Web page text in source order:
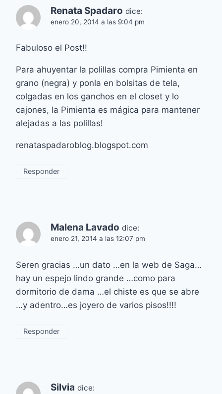
Renata Spadaro dice:
enero 20, 2014 a las 9:04 pm
Fabuloso el Post!!
Para ahuyentar la polillas compra Pimienta en
grano (negra) y ponla en bolsitas de tela,
colgadas en los ganchos en el closet y lo
cajones, la Pimienta es mágica para mantener
alejadas a las polillas!
renataspadaroblog.blogspot.com
Responder
Malena Lavado dice:
enero 21, 2014 a las 12:07 pm
Seren gracias …un dato …en la web de Saga…
hay un espejo lindo grande …como para
dormitorio de dama …el chiste es que se abre
…y adentro…es joyero de varios pisos!!!!
Responder
Silvia dice: